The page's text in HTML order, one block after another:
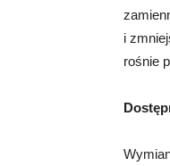
i
rośnie